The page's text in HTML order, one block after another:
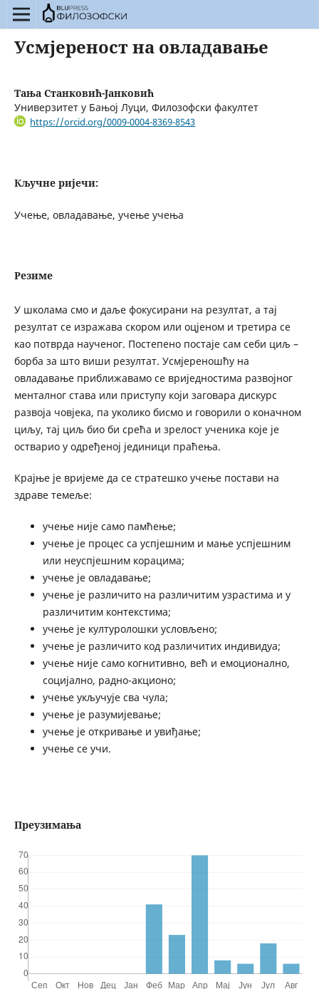
Усмјереност на овладавање
Тања Станковић-Јанковић
Универзитет у Бањој Луци, Филозофски факултет
https://orcid.org/0009-0004-8369-8543
Кључне ријечи:
Учење, овладавање, учење учења
Резиме
У школама смо и даље фокусирани на резултат, а тај
резултат се изражава скором или оцјеном и третира се
као потврда науче­ног. Постепено постаје сам себи циљ –
борба за што виши резултат. Усмјереношћу на
овладавање приближавамо се вриједностима развојног
менталног става или приступу који заго­вара дискурс
развоја човјека, па уколико бисмо и говорили о коначном
циљу, тај циљ био би срећа и зрелост ученика које је
остварио у одређеној јединици праћења.
Крајње је вријеме да се стратешко учење постави на
здраве темеље:
учење није само памћење;
учење је процес са успјешним и мање успјешним
или неу­спјешним корацима;
учење је овладавање;
учење је различито на различитим узрастима и у
различитим контекстима;
учење је културолошки условљено;
учење је различито код различитих индивидуа;
учење није само когнитивно, већ и емоционално,
социјално, радно-акционо;
учење укључује сва чула;
учење је разумијевање;
учење је откривање и увиђање;
учење се учи.
Преузимања